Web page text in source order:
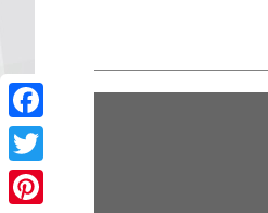
Facebook
Twitter